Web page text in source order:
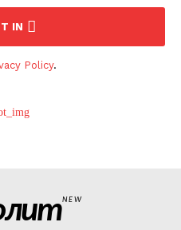
IN
Policy.
NEW